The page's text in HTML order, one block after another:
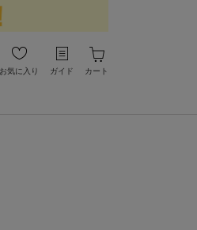
お気に入り ガイド カート